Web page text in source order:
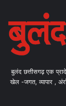
बुलंद छत्तीसगढ़ एक
खेल -जगत, व्यापार ,